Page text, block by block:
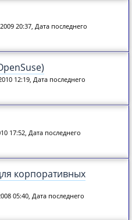
20:37, Дата последнего
12:19, Дата последнего
17:52, Дата последнего
корпоративных
05:40, Дата последнего